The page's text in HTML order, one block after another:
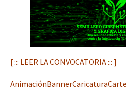
[ ::: LEER LA CONVOCATORIA ::: ]
AnimaciónBannerCaricatura